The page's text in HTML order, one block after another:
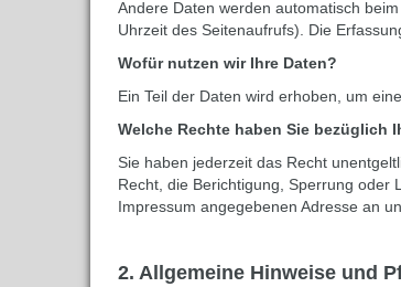
Andere Daten werden automatisch
Uhrzeit des Seitenaufrufs). Die
Wofür nutzen wir Ihre Daten?
Ein Teil der Daten wird erhoben, um
Welche Rechte haben Sie bezüglich
Sie haben jederzeit das Recht
Recht, die Berichtigung, Sperrung oder
Impressum angegebenen Adresse an
2. Allgemeine Hinweise und